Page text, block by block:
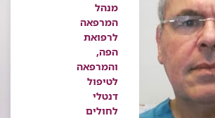
מנהל
המרפאה
לרפואת
הפה,
והמרפאה
לטיפול
דנטלי
לחולים